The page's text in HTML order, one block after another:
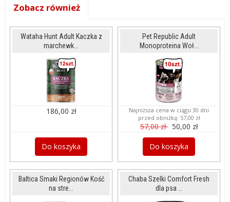
Zobacz również
Wataha Hunt Adult Kaczka z
marchewk...
186,00 zł
Do koszyka
Pet Republic Adult
Monoproteina Woł...
Najniższa cena w ciągu 30 dni
przed obniżką: 57,00 zł
57,00 zł 50,00 zł
Do koszyka
Baltica Smaki Regionów Kość
na stre...
Chaba Szelki Comfort Fresh
dla psa ...